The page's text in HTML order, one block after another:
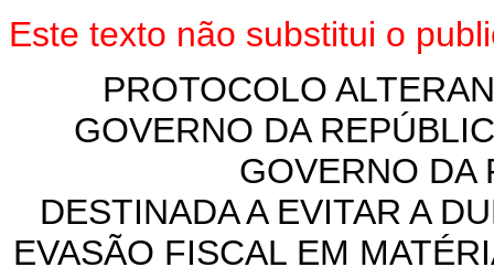
Este texto não substitui o
PROTOCOLO
GOVERNO DA
GOVERNO DA
DESTINADA A EVITAR A
EVASÃO FISCAL EM